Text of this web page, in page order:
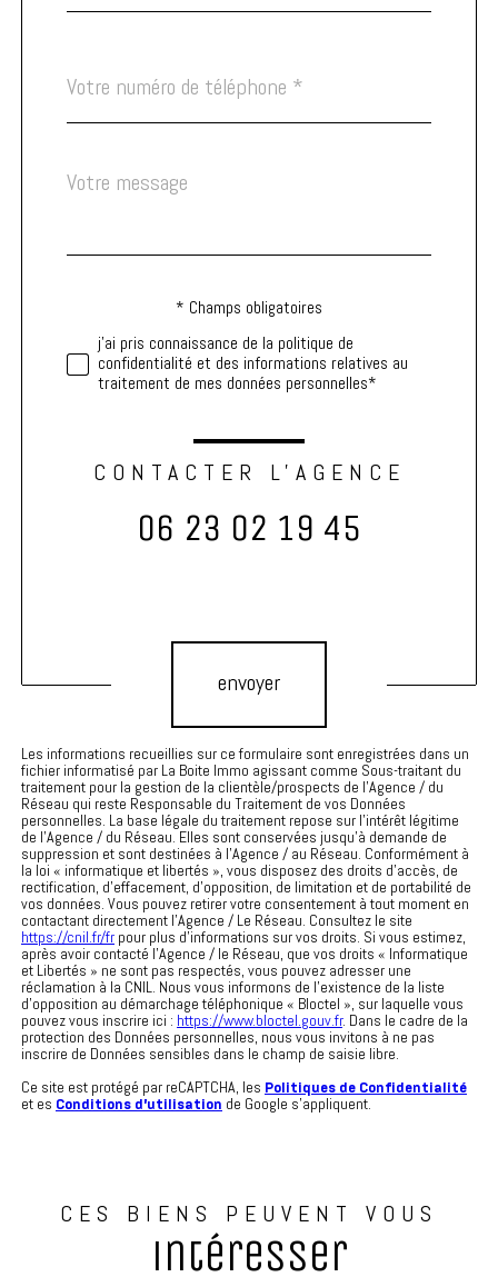
*
Fieldset
défaut
Message
Validation* Champs obligatoires
j'ai pris connaissance de la politique de
confidentialité et des informations relatives au
traitement de mes données personnelles*
CONTACTER L'AGENCE
06 23 02 19 45
envoyer
Les informations recueillies sur ce formulaire sont enregistrées dans un
fichier informatisé par La Boite Immo agissant comme Sous-traitant du
traitement pour la gestion de la clientèle/prospects de l'Agence / du
Réseau qui reste Responsable du Traitement de vos Données
personnelles. La base légale du traitement repose sur l'intérêt légitime
de l'Agence / du Réseau. Elles sont conservées jusqu'à demande de
suppression et sont destinées à l'Agence / au Réseau. Conformément à
la loi « informatique et libertés », vous disposez des droits d’accès, de
rectification, d’effacement, d’opposition, de limitation et de portabilité de
vos données. Vous pouvez retirer votre consentement à tout moment en
contactant directement l’Agence / Le Réseau. Consultez le site
https://cnil.fr/fr pour plus d’informations sur vos droits. Si vous estimez,
après avoir contacté l'Agence / le Réseau, que vos droits « Informatique
et Libertés » ne sont pas respectés, vous pouvez adresser une
réclamation à la CNIL. Nous vous informons de l’existence de la liste
d'opposition au démarchage téléphonique « Bloctel », sur laquelle vous
pouvez vous inscrire ici : https://www.bloctel.gouv.fr. Dans le cadre de la
protection des Données personnelles, nous vous invitons à ne pas
inscrire de Données sensibles dans le champ de saisie libre.
Ce site est protégé par reCAPTCHA, les Politiques de Confidentialité
et es Conditions d'utilisation de Google s'appliquent.
CES BIENS PEUVENT VOUS
intéresser